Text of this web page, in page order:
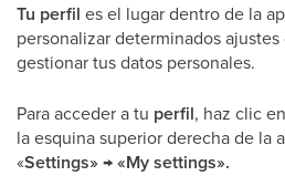
Tu perfil es el lugar dentro de la
personalizar determinados
gestionar tus datos personales.
Para acceder a tu perfil, haz clic
la esquina superior derecha de la
«Settings» → «My settings».